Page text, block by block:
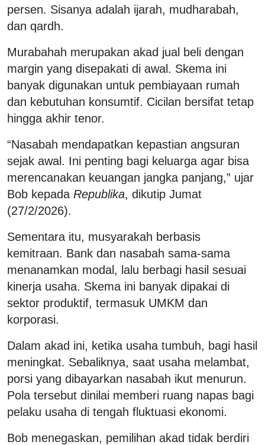
persen. Sisanya adalah ijarah, mudharabah,
dan qardh.
Murabahah merupakan akad jual beli dengan
margin yang disepakati di awal. Skema ini
banyak digunakan untuk pembiayaan rumah
dan kebutuhan konsumtif. Cicilan bersifat tetap
hingga akhir tenor.
“Nasabah mendapatkan kepastian angsuran
sejak awal. Ini penting bagi keluarga agar bisa
merencanakan keuangan jangka panjang,” ujar
Bob kepada Republika, dikutip Jumat
(27/2/2026).
Sementara itu, musyarakah berbasis
kemitraan. Bank dan nasabah sama-sama
menanamkan modal, lalu berbagi hasil sesuai
kinerja usaha. Skema ini banyak dipakai di
sektor produktif, termasuk UMKM dan
korporasi.
Dalam akad ini, ketika usaha tumbuh, bagi hasil
meningkat. Sebaliknya, saat usaha melambat,
porsi yang dibayarkan nasabah ikut menurun.
Pola tersebut dinilai memberi ruang napas bagi
pelaku usaha di tengah fluktuasi ekonomi.
Bob menegaskan, pemilihan akad tidak berdiri